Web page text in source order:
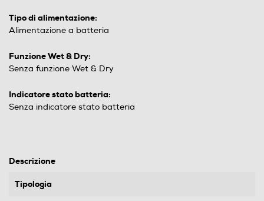
Tipo di alimentazione:
Alimentazione a batteria
Funzione Wet & Dry:
Senza funzione Wet & Dry
Indicatore stato batteria:
Senza indicatore stato batteria
Descrizione
Tipologia